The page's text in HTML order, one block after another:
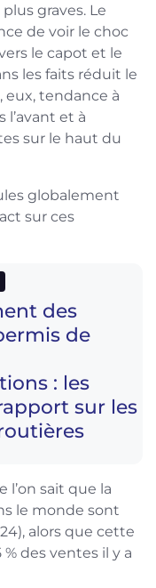
graves. Le
de voir le choc
le capot et le
les faits réduit le
eux, tendance à
et à
sur le haut du
globalement
sur ces
des
de
: les
sur les
l’on sait que la
le monde sont
alors que cette
des ventes il y a